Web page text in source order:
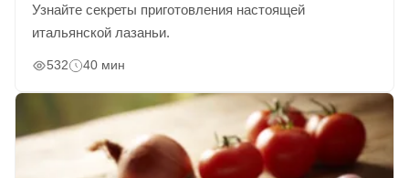
Узнайте секреты приготовления настоящей
итальянской лазаньи.
532 40 мин